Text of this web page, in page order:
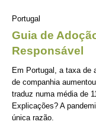
Portugal
Guia de
Responsável
Em Portugal, a taxa de
de companhia
traduz numa média de
Explicações? A
única razão.